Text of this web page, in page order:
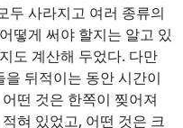
두 사라지고 여러 종류의
떻게 써야 할지는 알고 있
도 계산해 두었다. 다만
뒤적이는 동안 시간이
떤 것은 한쪽이 찢어져
혀 있었고, 어떤 것은 크